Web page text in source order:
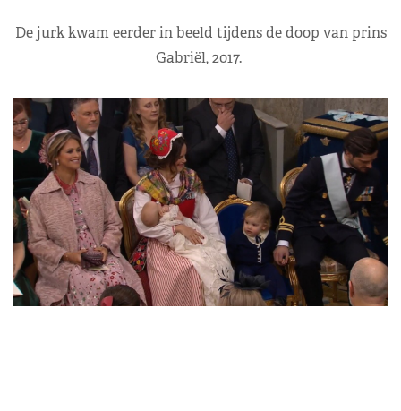
De jurk kwam eerder in beeld tijdens de doop van prins
Gabriël, 2017.